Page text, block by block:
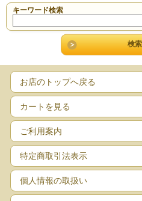
キーワード検索
お店のトップへ戻る
カートを見る
ご利用案内
特定商取引法表示
個人情報の取扱い